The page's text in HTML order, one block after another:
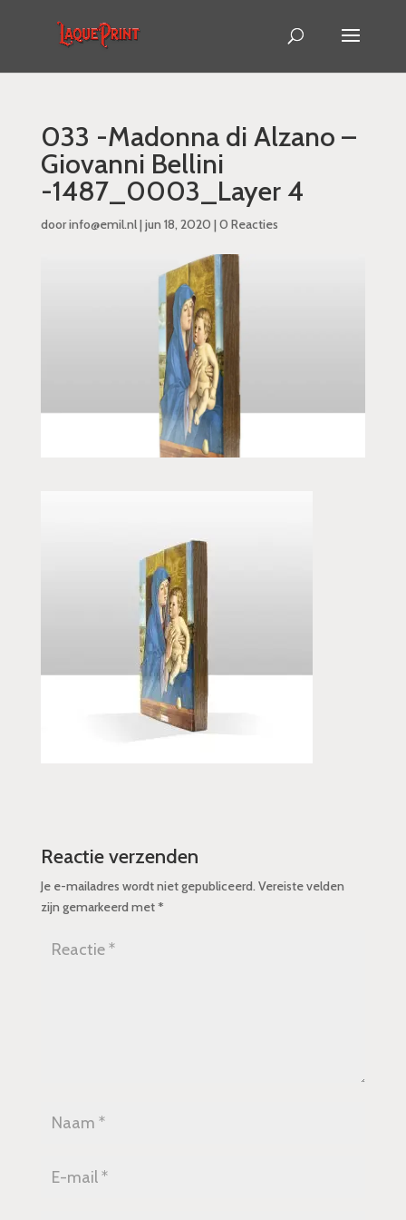
033 -Madonna di Alzano –
Giovanni Bellini
-1487_0003_Layer 4
doorinfo@emil.nl| jun 18, 2020 | 0 Reacties
Reactie verzenden
Je e-mailadres wordt niet gepubliceerd. Vereiste velden
zijn gemarkeerd met*